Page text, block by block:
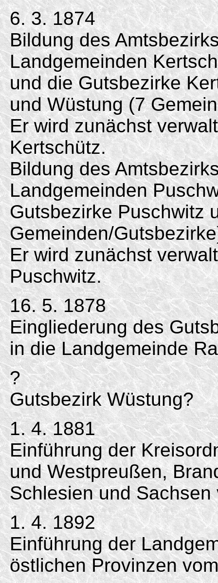
6. 3. 1874
Bildung des
Landgemeinden
und die Gutsbezirke
und Wüstung (7
Er wird zunächst
Kertschütz.
Bildung des
Landgemeinden
Gutsbezirke Puschwitz
Gemeinden/
Er wird zunächst
Puschwitz.
16. 5. 1878
Eingliederung des
in die Landgemeinde
?
Gutsbezirk Wüstung?
1. 4. 1881
Einführung der
und Westpreußen,
Schlesien und
1. 4. 1892
Einführung der
östlichen Provinzen